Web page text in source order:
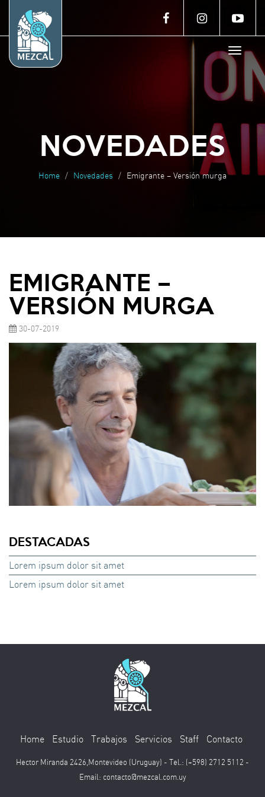
Toggle
NOVEDADES
Home Novedades Emigrante – Versión murga
EMIGRANTE –
VERSIÓN MURGA
30-07-2019
DESTACADAS
Lorem ipsum dolor sit amet
Lorem ipsum dolor sit amet
Home Estudio Trabajos Servicios Staff Contacto
Hector Miranda 2426,Montevideo (Uruguay) - Tel.: (+598) 2712 5112 -
Email: contacto@mezcal.com.uy